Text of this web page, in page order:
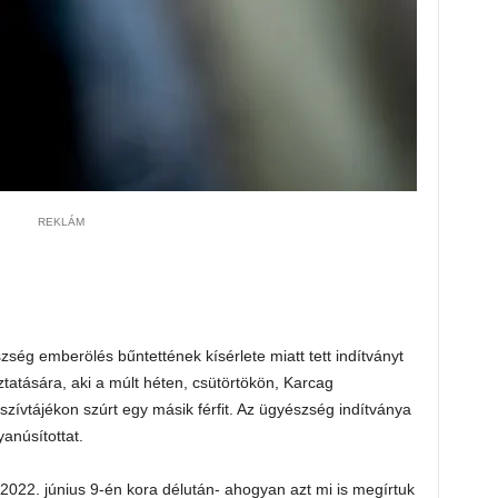
REKLÁM
emberölés bűntettének kísérlete miatt tett indítványt
aki a múlt héten, csütörtökön, Karcag
szúrt egy másik férfit. Az ügyészség indítványa
június 9-én kora délután- ahogyan azt mi is megírtuk